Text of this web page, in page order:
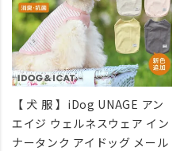
【 犬 服 】iDog UNAGE アン
エイジ ウェルネスウェア イン
ナータンク アイドッグ メール